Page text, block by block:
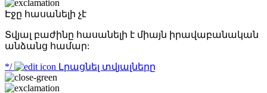
Էջը հասանելի չէ
Տվյալ բաժինը հասանելի է միայն իրավաբանական
անձանց համար:
*/ Լրացնել տվյալները